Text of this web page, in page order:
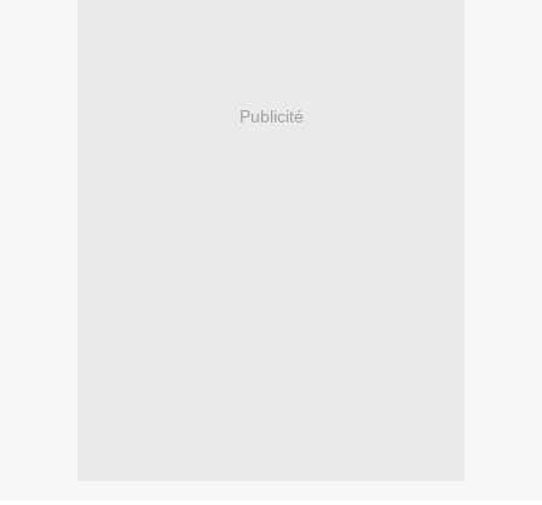
Publicité